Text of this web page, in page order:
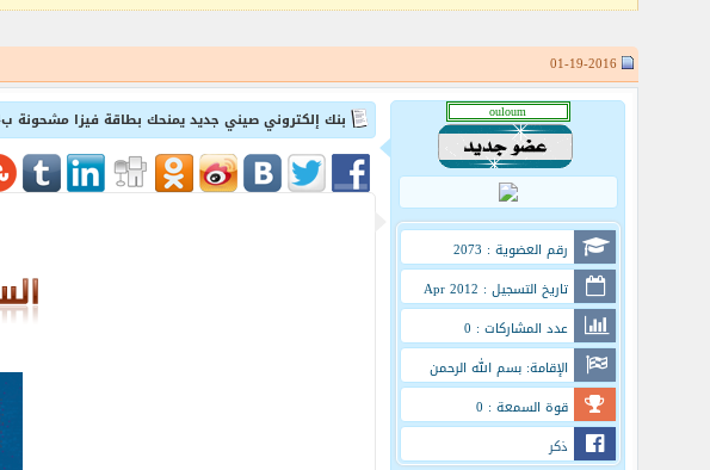
رقم العضوية : 2073
تاريخ التسجيل : Apr 2012
عدد المشاركات : 0
الإقامة: بسم الله الرحمن
الرحيم
قوة السمعة : 0
ذكر
بنك إلكتروني صيني جديد يمنحك بطاقة فيزا مشحونة ب4 دولارعرض صالح لغاية 31 يناير